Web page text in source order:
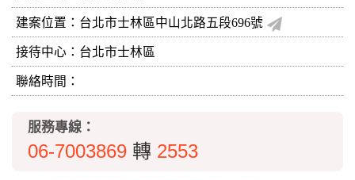
建案位置：台北市士林區中山北路五段696號
接待中心：台北市士林區
聯絡時間：
服務專線：
06-7003869 轉 2553